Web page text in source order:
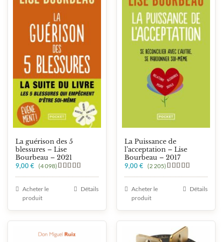
La guérison des 5
blessures – Lise
Bourbeau – 2021
Note5.00
9,00€ (4 098)
Acheter le
produit
Détails
La Puissance de
l’acceptation – Lise
Bourbeau – 2017
Note5.00
9,00€ (2 205)
Acheter le
produit
Détails